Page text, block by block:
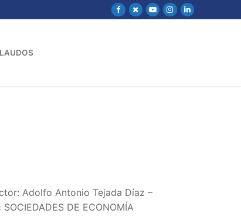
LAUDOS
Adolfo Antonio Tejada Díaz –
SOCIEDADES DE ECONOMÍA